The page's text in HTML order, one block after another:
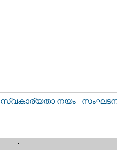
സ്വകാര്യതാ നയം |